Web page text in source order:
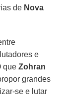
de Nova
e
queZohran
grandes
se e lutar